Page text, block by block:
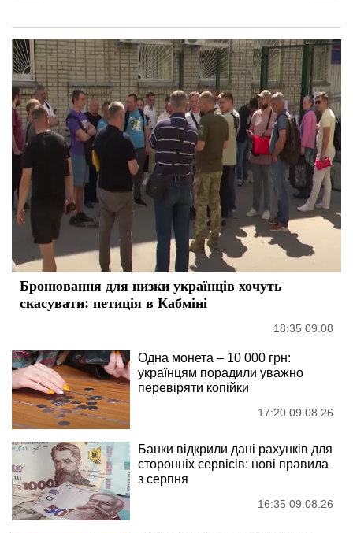
Бронювання для низки українців хочуть
скасувати: петиція в Кабміні
18:35 09.08
Одна монета – 10 000 грн:
українцям порадили уважно
перевіряти копійки
17:20 09.08.26
Банки відкрили дані рахунків для
сторонніх сервісів: нові правила
з серпня
16:35 09.08.26